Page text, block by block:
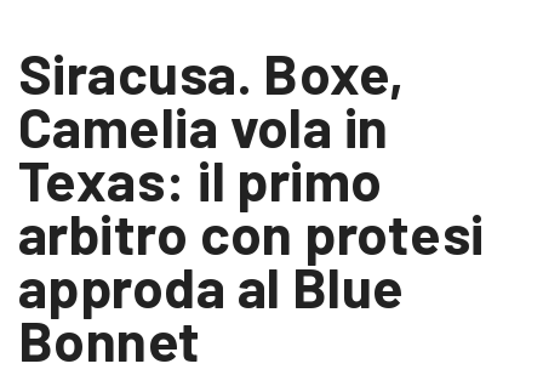
Siracusa. Boxe,
Camelia vola in
Texas: il primo
arbitro con protesi
approda al Blue
Bonnet